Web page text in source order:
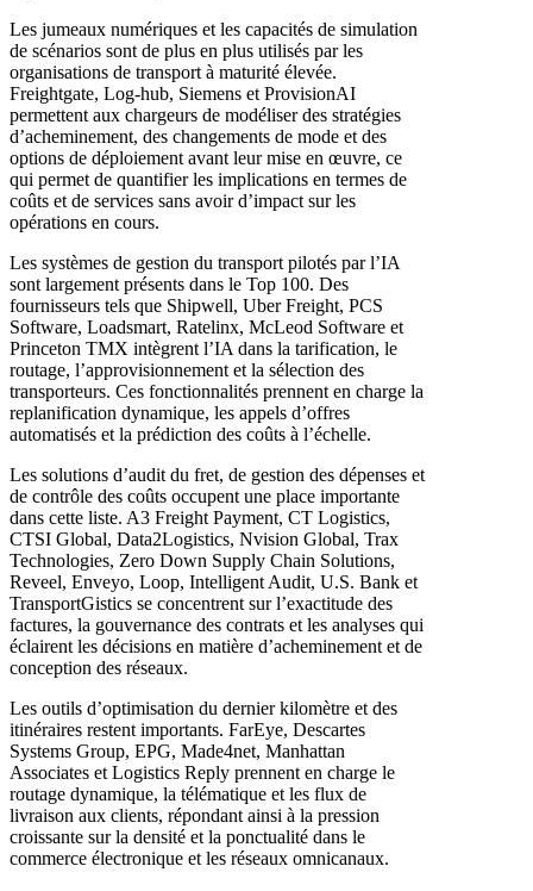
Les jumeaux numériques et les capacités de simulation
de scénarios sont de plus en plus utilisés par les
organisations de transport à maturité élevée.
Freightgate, Log-hub, Siemens et ProvisionAI
permettent aux chargeurs de modéliser des stratégies
d’acheminement, des changements de mode et des
options de déploiement avant leur mise en œuvre, ce
qui permet de quantifier les implications en termes de
coûts et de services sans avoir d’impact sur les
opérations en cours.
Les systèmes de gestion du transport pilotés par l’IA
sont largement présents dans le Top 100. Des
fournisseurs tels que Shipwell, Uber Freight, PCS
Software, Loadsmart, Ratelinx, McLeod Software et
Princeton TMX intègrent l’IA dans la tarification, le
routage, l’approvisionnement et la sélection des
transporteurs. Ces fonctionnalités prennent en charge la
replanification dynamique, les appels d’offres
automatisés et la prédiction des coûts à l’échelle.
Les solutions d’audit du fret, de gestion des dépenses et
de contrôle des coûts occupent une place importante
dans cette liste. A3 Freight Payment, CT Logistics,
CTSI Global, Data2Logistics, Nvision Global, Trax
Technologies, Zero Down Supply Chain Solutions,
Reveel, Enveyo, Loop, Intelligent Audit, U.S. Bank et
TransportGistics se concentrent sur l’exactitude des
factures, la gouvernance des contrats et les analyses qui
éclairent les décisions en matière d’acheminement et de
conception des réseaux.
Les outils d’optimisation du dernier kilomètre et des
itinéraires restent importants. FarEye, Descartes
Systems Group, EPG, Made4net, Manhattan
Associates et Logistics Reply prennent en charge le
routage dynamique, la télématique et les flux de
livraison aux clients, répondant ainsi à la pression
croissante sur la densité et la ponctualité dans le
commerce électronique et les réseaux omnicanaux.